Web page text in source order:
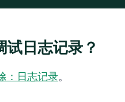
试日志记录？
：日志记录。